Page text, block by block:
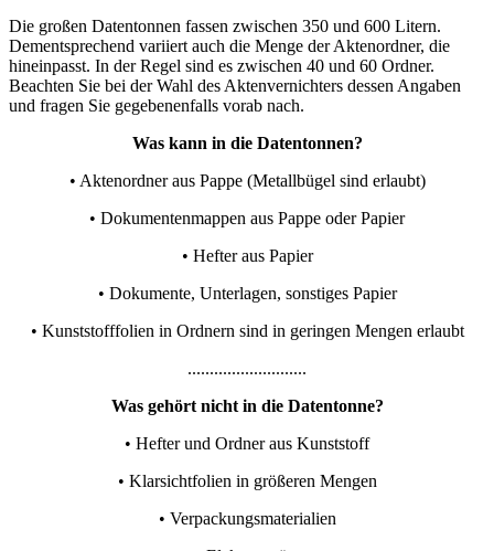
Die großen Datentonnen fassen zwischen 350 und 600 Litern.
Dementsprechend variiert auch die Menge der Aktenordner, die
hineinpasst. In der Regel sind es zwischen 40 und 60 Ordner.
Beachten Sie bei der Wahl des Aktenvernichters dessen Angaben
und fragen Sie gegebenenfalls vorab nach.
Was kann in die Datentonnen?
• Aktenordner aus Pappe (Metallbügel sind erlaubt)
• Dokumentenmappen aus Pappe oder Papier
• Hefter aus Papier
• Dokumente, Unterlagen, sonstiges Papier
• Kunststofffolien in Ordnern sind in geringen Mengen erlaubt
...........................
Was gehört nicht in die Datentonne?
• Hefter und Ordner aus Kunststoff
• Klarsichtfolien in größeren Mengen
• Verpackungsmaterialien